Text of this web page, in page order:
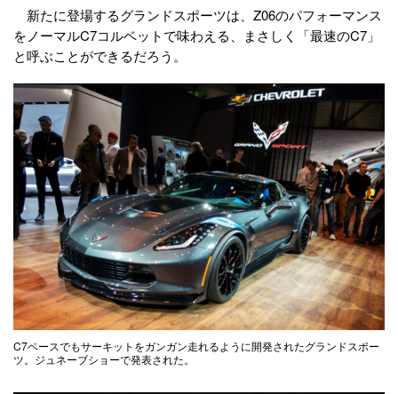
新たに登場するグランドスポーツは、Z06のパフォーマンス
をノーマルC7コルベットで味わえる、まさしく「最速のC7」
と呼ぶことができるだろう。
C7ベースでもサーキットをガンガン走れるように開発されたグランドスポー
ツ。ジュネーブショーで発表された。